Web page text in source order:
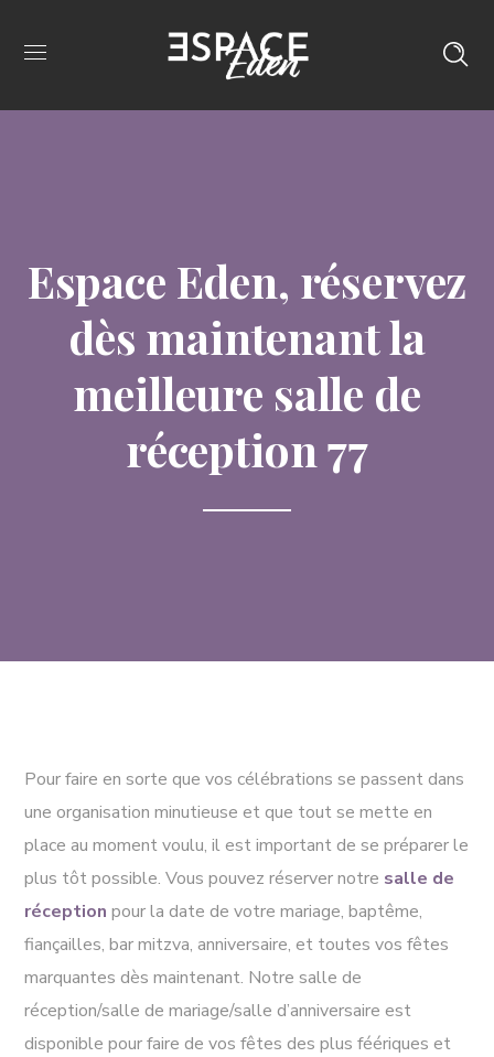
Espace Eden, réservez
dès maintenant la
meilleure salle de
réception 77
Pour faire en sorte que vos célébrations se passent dans
une organisation minutieuse et que tout se mette en
place au moment voulu, il est important de se préparer le
plus tôt possible. Vous pouvez réserver notre salle de
réception pour la date de votre mariage, baptême,
fiançailles, bar mitzva, anniversaire, et toutes vos fêtes
marquantes dès maintenant. Notre salle de
réception/salle de mariage/salle d’anniversaire est
disponible pour faire de vos fêtes des plus féériques et